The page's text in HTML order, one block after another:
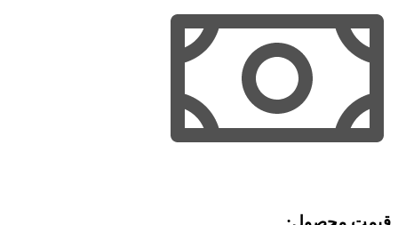
خانواده)
دوراندیشان
عدد